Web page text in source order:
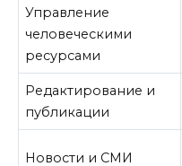
Управление
человеческими
ресурсами
Редактирование и
публикации
Новости и СМИ